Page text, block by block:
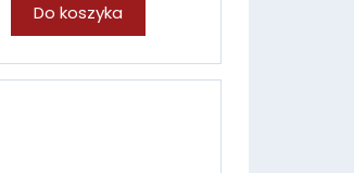
Do koszyka